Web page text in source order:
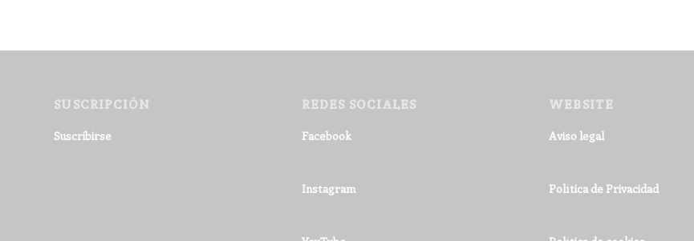
SUSCRIPCIÓN
Suscribirse
REDES SOCIALES
Facebook
Instagram
WEBSITE
Aviso legal
Política de Privacidad